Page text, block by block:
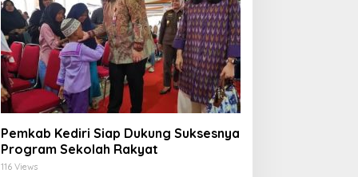
Pemkab Kediri Siap Dukung Suksesnya
Program Sekolah Rakyat
116 Views